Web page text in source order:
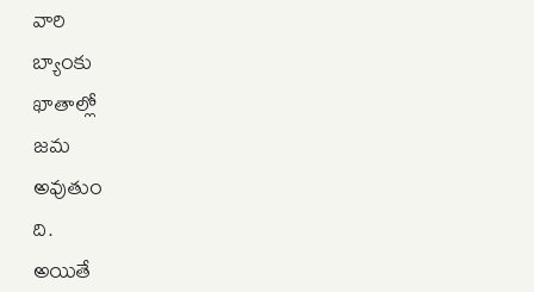
వారి
బ్యాంకు
ఖాతాల్లో
జమ
అవుతుం
ది.
అయితే